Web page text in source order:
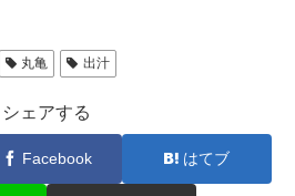
丸亀 出汁
シェアする
Facebook はてブ